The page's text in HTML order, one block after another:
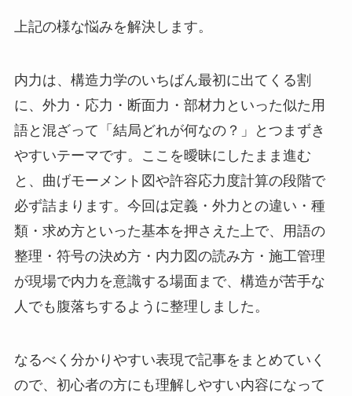
上記の様な悩みを解決します。
内力は、構造力学のいちばん最初に出てくる割
に、外力・応力・断面力・部材力といった似た用
語と混ざって「結局どれが何なの？」とつまずき
やすいテーマです。ここを曖昧にしたまま進む
と、曲げモーメント図や許容応力度計算の段階で
必ず詰まります。今回は定義・外力との違い・種
類・求め方といった基本を押さえた上で、用語の
整理・符号の決め方・内力図の読み方・施工管理
が現場で内力を意識する場面まで、構造が苦手な
人でも腹落ちするように整理しました。
なるべく分かりやすい表現で記事をまとめていく
ので、初心者の方にも理解しやすい内容になって